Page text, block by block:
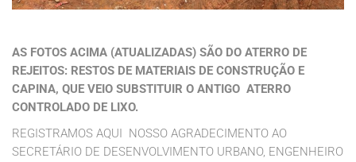
AS FOTOS ACIMA (ATUALIZADAS) SÃO DO ATERRO DE
REJEITOS: RESTOS DE MATERIAIS DE CONSTRUÇÃO E
CAPINA, QUE VEIO SUBSTITUIR O ANTIGO ATERRO
CONTROLADO DE LIXO.
REGISTRAMOS AQUI NOSSO AGRADECIMENTO AO
SECRETÁRIO DE DESENVOLVIMENTO URBANO, ENGENHEIRO